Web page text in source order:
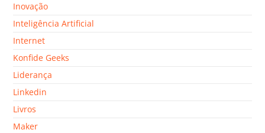
Inovação
Inteligência Artificial
Internet
Konfide Geeks
Liderança
Linkedin
Livros
Maker